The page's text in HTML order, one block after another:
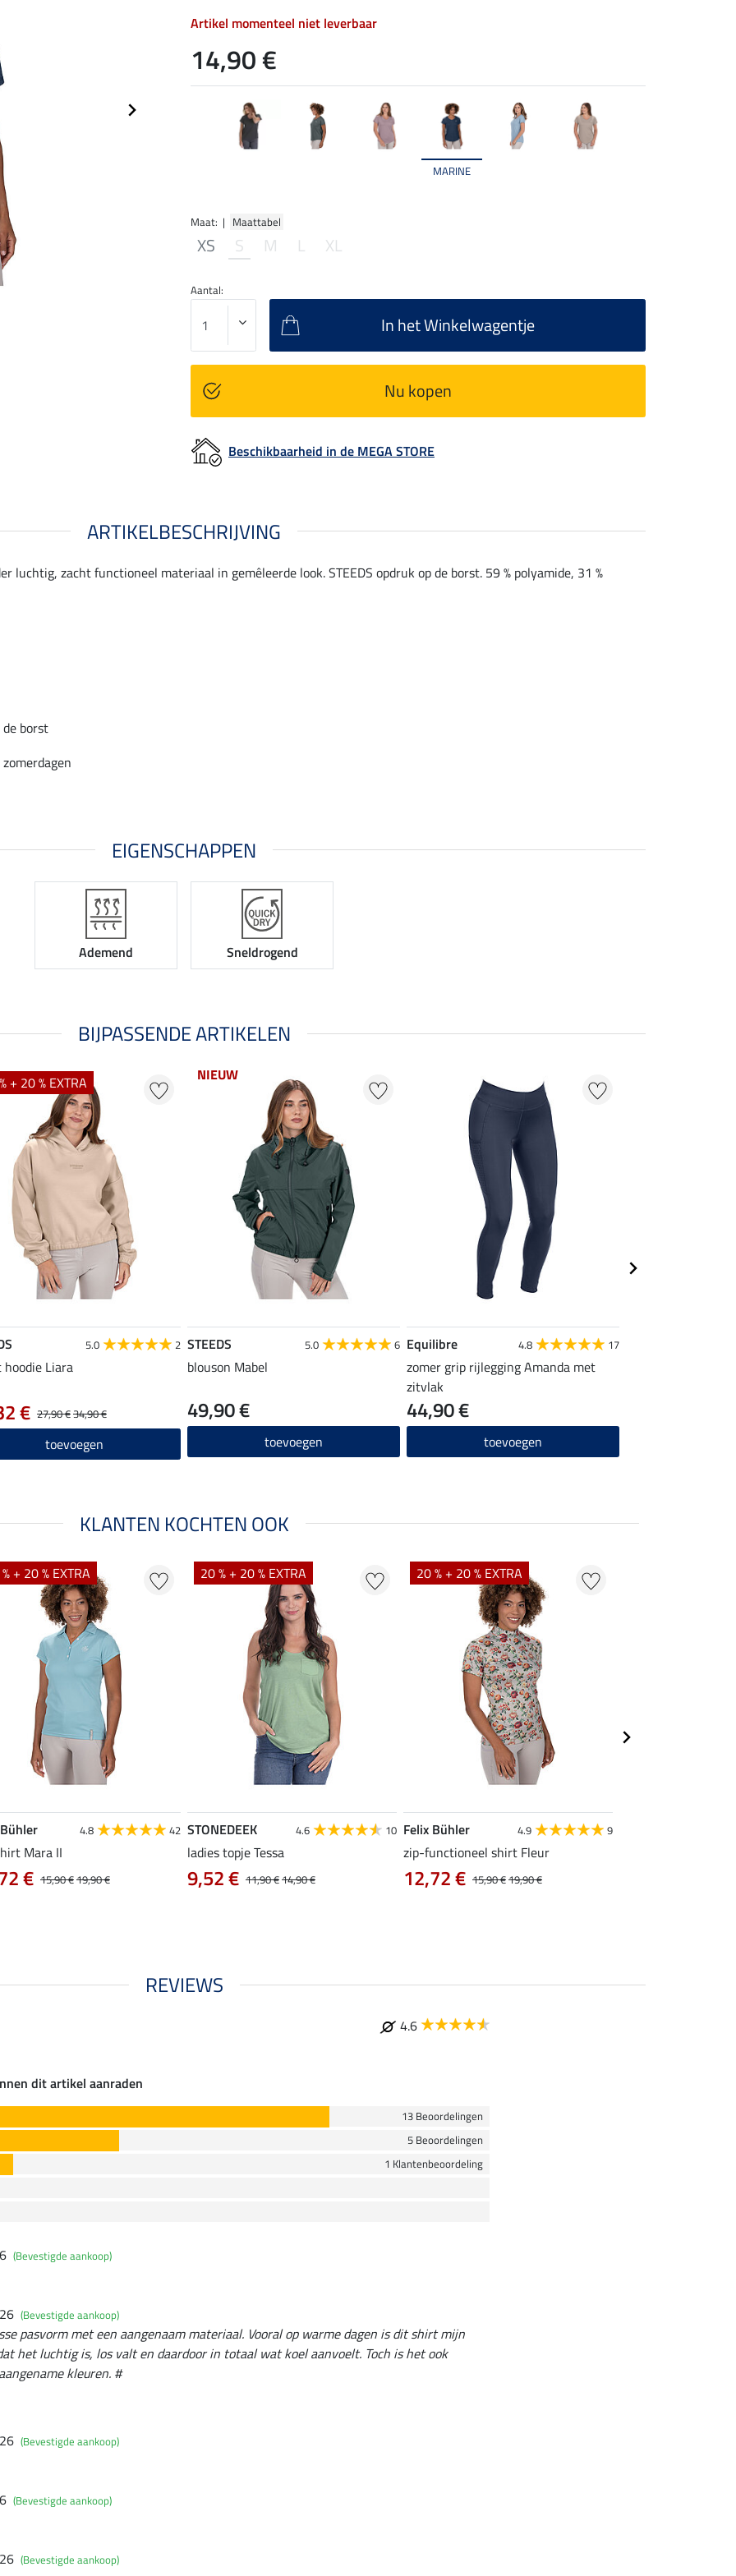
MARINE
Maat: | Maattabel
XS S M L XL
Artikel momenteel niet leverbaar
14,90 €
Aantal:
In het Winkelwagentje
Nu kopen
Beschikbaarheid in de MEGA STORE
ARTIKELBESCHRIJVING
zacht functioneel materiaal in gemêleerde look. STEEDS opdruk op de borst. 59 % polyamide, 31 %
de borst
EIGENSCHAPPEN
Ademend Sneldrogend
BIJPASSENDE ARTIKELEN
+ 20 % EXTRA
5.0 2
hoodie Liara
27,90 €34,90 €
€
toevoegen
NIEUW
STEEDS 5.0 6
blouson Mabel
49,90 €
toevoegen
Equilibre 4.8 17
zomer grip rijlegging Amanda met
zitvlak
44,90 €
toevoegen
KLANTEN KOCHTEN OOK
+ 20 % EXTRA
4.8 42
Mara II
15,90 €19,90 €
€
20 % + 20 % EXTRA
STONEDEEK 4.6 10
ladies topje Tessa
11,90 €14,90 €
9,52 €
20 % + 20 % EXTRA
Felix Bühler 4.9 9
zip-functioneel shirt Fleur
15,90 €19,90 €
12,72 €
REVIEWS
4.6
dit artikel aanraden
13 Beoordelingen
5 Beoordelingen
1 Klantenbeoordeling
(Bevestigde aankoop)
(Bevestigde aankoop)
pasvorm met een aangenaam materiaal. Vooral op warme dagen is dit shirt mijn
het luchtig is, los valt en daardoor in totaal wat koel aanvoelt. Toch is het ook
kleuren. #
(Bevestigde aankoop)
(Bevestigde aankoop)
(Bevestigde aankoop)